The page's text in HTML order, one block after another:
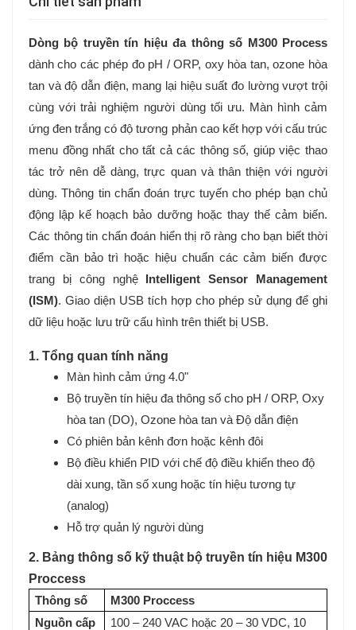
Dòng bộ truyền tín hiệu đa thông số M300 Process
dành cho các phép đo pH / ORP, oxy hòa tan, ozone hòa
tan và độ dẫn điện, mang lại hiệu suất đo lường vượt trội
cùng với trải nghiệm người dùng tối ưu. Màn hình cảm
ứng đen trắng có độ tương phản cao kết hợp với cấu trúc
menu đồng nhất cho tất cả các thông số, giúp việc thao
tác trở nên dễ dàng, trực quan và thân thiện với người
dùng.Thông tin chẩn đoán trực tuyến cho phép bạn chủ
động lập kế hoạch bảo dưỡng hoặc thay thế cảm biến.
Các thông tin chẩn đoán hiển thị rõ ràng cho bạn biết thời
điểm cần bảo trì hoặc hiệu chuẩn các cảm biến được
trang bị công nghệ
Intelligent Sensor Management
(ISM). Giao diện USB tích hợp cho phép sử dụng để ghi
dữ liệu hoặc lưu trữ cấu hình trên thiết bị USB.
1. Tổng quan tính năng
Màn hình cảm ứng 4.0"
Bộ truyền tín hiệu đa thông số cho pH / ORP, Oxy
hòa tan (DO), Ozone hòa tan và Độ dẫn điện
Có phiên bản kênh đơn hoặc kênh đôi
Bộ điều khiển PID với chế độ điều khiển theo độ
dài xung, tần số xung hoặc tín hiệu tương tự
(analog)
Hỗ trợ quản lý người dùng
2. Bảng thông số kỹ thuật bộ truyền tín hiệu M300
Proccess
Thông số
M300 Proccess
Nguồn cấp
100 – 240 VAC hoặc 20 – 30 VDC, 10